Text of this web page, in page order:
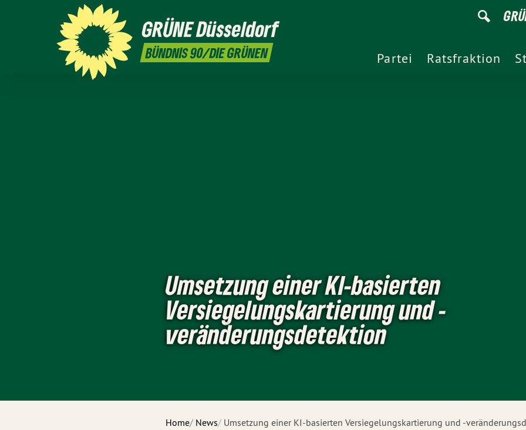
GRÜNEDüsseldorf
BÜNDNIS 90/DIE GRÜNEN Partei Ratsfraktion
Umsetzung einer KI-basierten
Versiegelungskartierung und -
veränderungsdetektion
Home News Umsetzung einer KI-basierten Versiegelungskartierung und -